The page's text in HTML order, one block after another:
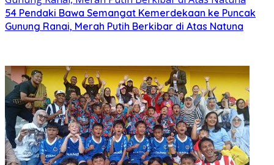
54 Pendaki Bawa Semangat Kemerdekaan ke Puncak
Gunung Ranai, Merah Putih Berkibar di Atas Natuna